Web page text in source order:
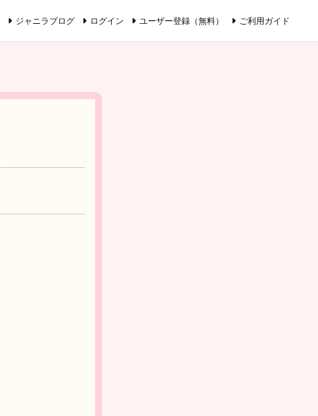
ジャニラブログ ログイン ユーザー登録（無料） ご利用ガイド